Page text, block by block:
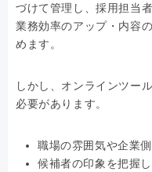
づけて管理し、採用担当
業務効率のアップ・内容
めます。
しかし、オンラインツー
必要があります。
職場の雰囲気や企業
候補者の印象を把握